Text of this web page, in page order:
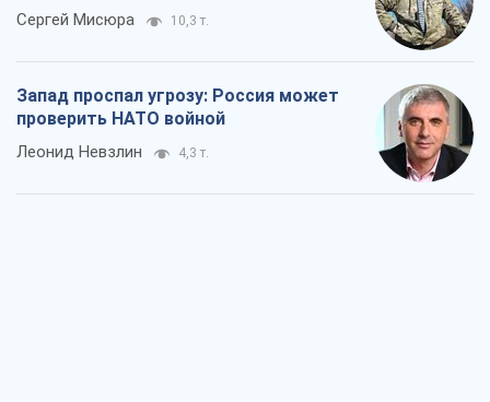
Сергей Мисюра 10,3 т.
Запад проспал угрозу: Россия может
проверить НАТО войной
Леонид Невзлин 4,3 т.